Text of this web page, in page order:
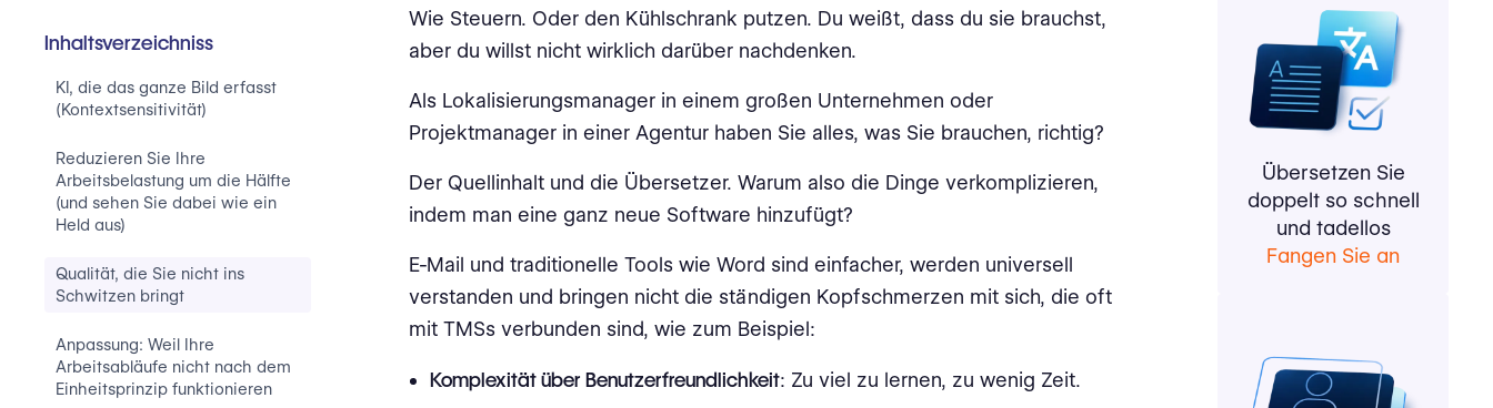
Inhaltsverzeichniss
KI, die das ganze Bild erfasst
(Kontextsensitivität)
Reduzieren Sie Ihre
Arbeitsbelastung um die Hälfte
(und sehen Sie dabei wie ein
Held aus)
Qualität, die Sie nicht ins
Schwitzen bringt
Anpassung: Weil Ihre
Arbeitsabläufe nicht nach dem
Einheitsprinzip funktionieren
Wie Steuern. Oder den Kühlschrank putzen. Du weißt, dass du sie brauchst,
aber du willst nicht wirklich darüber nachdenken.
Als Lokalisierungsmanager in einem großen Unternehmen oder
Projektmanager in einer Agentur haben Sie alles, was Sie brauchen, richtig?
Der Quellinhalt und die Übersetzer. Warum also die Dinge verkomplizieren,
indem man eine ganz neue Software hinzufügt?
E-Mail und traditionelle Tools wie Word sind einfacher, werden universell
verstanden und bringen nicht die ständigen Kopfschmerzen mit sich, die oft
mit TMSs verbunden sind, wie zum Beispiel:
Komplexität über Benutzerfreundlichkeit: Zu viel zu lernen, zu wenig Zeit.
Übersetzen Sie
doppelt so schnell
und tadellos
Fangen Sie an